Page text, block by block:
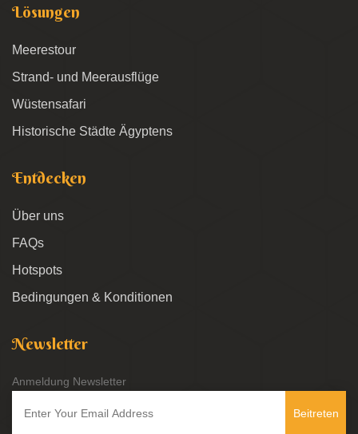
Lösungen
Meerestour
Strand- und Meerausflüge
Wüstensafari
Historische Städte Ägyptens
Entdecken
Über uns
FAQs
Hotspots
Bedingungen & Konditionen
Newsletter
Anmeldung Newsletter
Beitreten